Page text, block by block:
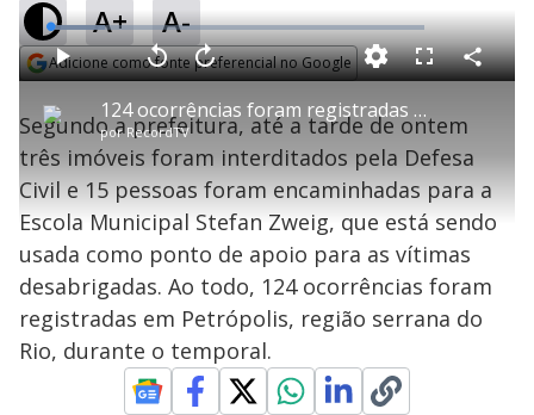
A+ A-
Adicione como fonte preferencial no Google
P
l
a
y
124 ocorrências foram registradas em Petrópolis (RJ) durante temporal
porRecordTV
P V
t
a
r
1
0
e
g
n
d
s
A
n
ç
a
1
s
u
n
o
s
M
u
L
o
a
d
e
4
.
5
1
F
l
s
c
e
n
C
o
i
l
a
Segundo a prefeitura, até a tarde de ontem
três imóveis foram interditados pela Defesa
Civil e 15 pessoas foram encaminhadas para a
Escola Municipal Stefan Zweig, que está sendo
usada como ponto de apoio para as vítimas
desabrigadas. Ao todo, 124 ocorrências foram
registradas em Petrópolis, região serrana do
Rio, durante o temporal.